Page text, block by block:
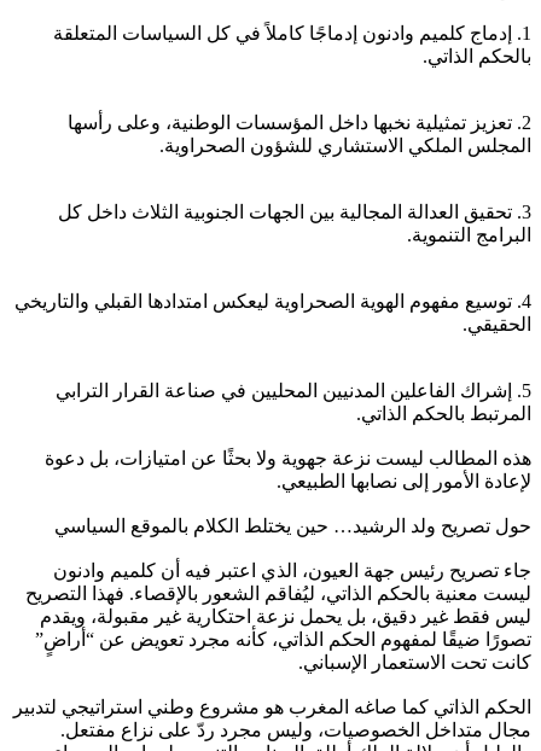
1. إدماج كلميم وادنون إدماجًا كاملاً في كل السياسات المتعلقة
بالحكم الذاتي.
2. تعزيز تمثيلية نخبها داخل المؤسسات الوطنية، وعلى رأسها
المجلس الملكي الاستشاري للشؤون الصحراوية.
3. تحقيق العدالة المجالية بين الجهات الجنوبية الثلاث داخل كل
البرامج التنموية.
4. توسيع مفهوم الهوية الصحراوية ليعكس امتدادها القبلي والتاريخي
الحقيقي.
5. إشراك الفاعلين المدنيين المحليين في صناعة القرار الترابي
المرتبط بالحكم الذاتي.
هذه المطالب ليست نزعة جهوية ولا بحثًا عن امتيازات، بل دعوة
لإعادة الأمور إلى نصابها الطبيعي.
حول تصريح ولد الرشيد… حين يختلط الكلام بالموقع السياسي
جاء تصريح رئيس جهة العيون، الذي اعتبر فيه أن كلميم وادنون
ليست معنية بالحكم الذاتي، ليُفاقم الشعور بالإقصاء. فهذا التصريح
ليس فقط غير دقيق، بل يحمل نزعة احتكارية غير مقبولة، ويقدم
تصورًا ضيقًا لمفهوم الحكم الذاتي، كأنه مجرد تعويض عن “أراضٍ”
كانت تحت الاستعمار الإسباني.
الحكم الذاتي كما صاغه المغرب هو مشروع وطني استراتيجي لتدبير
مجال متداخل الخصوصيات، وليس مجرد ردّ على نزاع مفتعل.